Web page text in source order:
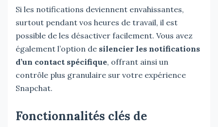
Si les notifications deviennent envahissantes,
surtout pendant vos heures de travail, il est
possible de les désactiver facilement. Vous avez
également l’option de silencier les notifications
d’un contact spécifique, offrant ainsi un
contrôle plus granulaire sur votre expérience
Snapchat.
Fonctionnalités clés de